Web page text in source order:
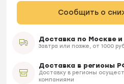
Сообщить о
Доставка по Москве и
Завтра или позже, от 1000
Доставка в регионы
Доставку в регионы
компаниями